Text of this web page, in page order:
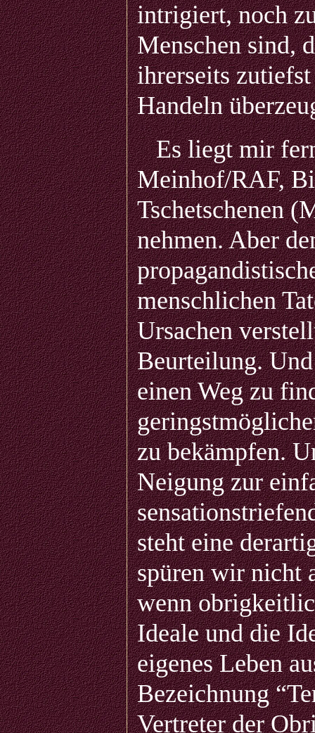
intrigiert, noch
Menschen sind,
ihrerseits
Handeln
Es liegt mir
Meinhof/RAF,
Tschetschenen
nehmen. Aber
menschlichen
Ursachen
Beurteilung.
einen Weg zu
zu bekämpfen.
Neigung zur
steht eine
spüren wir nicht
wenn
Ideale und die
eigenes Leben
Bezeichnung
Vertreter der